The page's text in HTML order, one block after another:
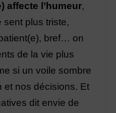
affecte l’humeur,
sent plus triste,
bref… on
de la vie plus
si un voile sombre
et nos décisions. Et
dit envie de